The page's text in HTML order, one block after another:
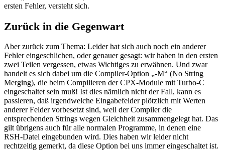
ersten Fehler, versteht sich.
Zurück in die Gegenwart
Aber zurück zum Thema: Leider hat sich auch noch ein anderer
Fehler eingeschlichen, oder genauer gesagt: wir haben in den ersten
zwei Teilen vergessen, etwas Wichtiges zu erwähnen. Und zwar
handelt es sich dabei um die Compiler-Option „-M“ (No String
Merging), die beim Compilieren der CPX-Module mit Turbo-C
eingeschaltet sein muß! Ist dies nämlich nicht der Fall, kann es
passieren, daß irgendwelche Eingabefelder plötzlich mit Werten
anderer Felder vorbesetzt sind, weil der Compiler die
entsprechenden Strings wegen Gleichheit zusammengelegt hat. Das
gilt übrigens auch für alle normalen Programme, in denen eine
RSH-Datei eingebunden wird. Dies haben wir leider nicht
rechtzeitig gemerkt, da diese Option bei uns immer eingeschaltet ist.